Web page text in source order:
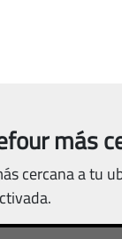
más
cercana a tu